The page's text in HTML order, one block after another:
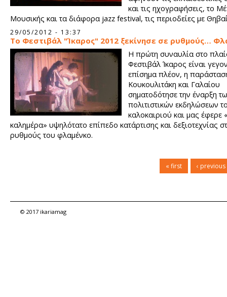
και τις ηχογραφήσεις, το
Μουσικής και τα διάφορα jazz festival, τις περιοδείες με
Αρβανιτάκη κ.ά. και συμπορεύονται σε εναλλακτικά μονοπάτια.
29/05/2012 - 13:37
Το Φεστιβάλ "Ίκαρος" 2012 ξεκίνησε σε ρυθμούς…
Η πρώτη συναυλία στο
Φεστιβάλ Ίκαρος είναι
επίσημα πλέον, η
Κουκουλιτάκη και Γαλαίου
σηματοδότησε την έναρξη
πολιτιστικών εκδηλώσεων
καλοκαιριού και μας έφερε
καλημέρα» υψηλότατο επίπεδο κατάρτισης και δεξιοτεχνίας
ρυθμούς του φλαμένκο.
« first ‹ previous
© 2017 ikariamag